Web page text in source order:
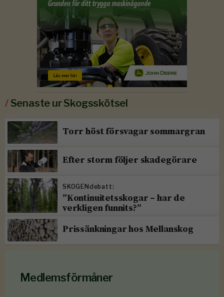
/Senaste ur Skogsskötsel
Torr höst försvagar sommargran
Efter storm följer skadegörare
SKOGENdebatt:
”Kontinuitetsskogar – har de
verkligen funnits?”
Prissänkningar hos Mellanskog
Medlemsförmåner